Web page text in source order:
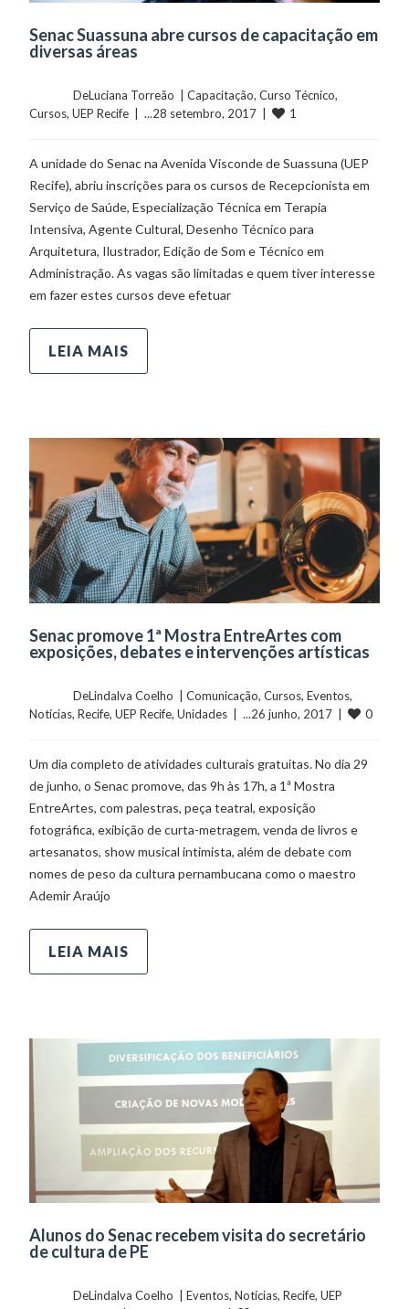
Senac Suassuna abre cursos de capacitação em
diversas áreas
	    	DeLuciana Torreão  |
Capacitação, Curso Técnico
Cursos, UEP Recife
  |  ...28 setembro, 2017  |
1
A unidade do Senac na Avenida Visconde de Suassuna (UEP
Recife), abriu inscrições para os cursos de Recepcionista em
Serviço de Saúde, Especialização Técnica em Terapia
Intensiva, Agente Cultural, Desenho Técnico para
Arquitetura, Ilustrador, Edição de Som e Técnico em
Administração. As vagas são limitadas e quem tiver interesse
em fazer estes cursos deve efetuar
LEIA MAIS
Senac promove 1ª Mostra EntreArtes com
exposições, debates e intervenções artísticas
	    	DeLindalva Coelho  |
Comunicação, Cursos, Eventos
Notícias, Recife, UEP Recife, Unidades
  |  ...26 junho, 2017  |
0
Um dia completo de atividades culturais gratuitas. No dia 29
de junho, o Senac promove, das 9h às 17h, a 1ª Mostra
EntreArtes, com palestras, peça teatral, exposição
fotográfica, exibição de curta-metragem, venda de livros e
artesanatos, show musical intimista, além de debate com
nomes de peso da cultura pernambucana como o maestro
Ademir Araújo
LEIA MAIS
Alunos do Senac recebem visita do secretário
de cultura de PE
	    	DeLindalva Coelho  |
Eventos, Notícias, Recife, UEP